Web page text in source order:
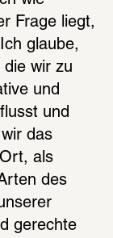
Frage liegt,
glaube,
die wir zu
und
und
das
als
des
gerechte